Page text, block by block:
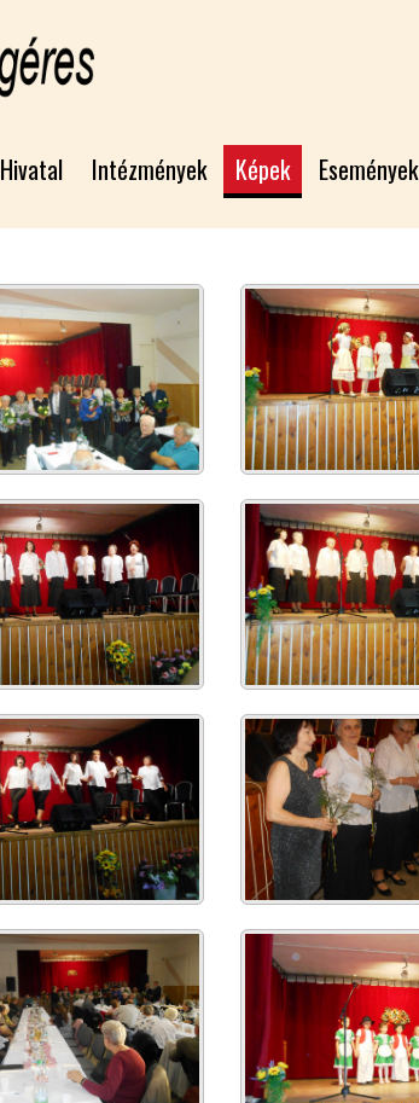
Hivatal Intézmények Képek Események